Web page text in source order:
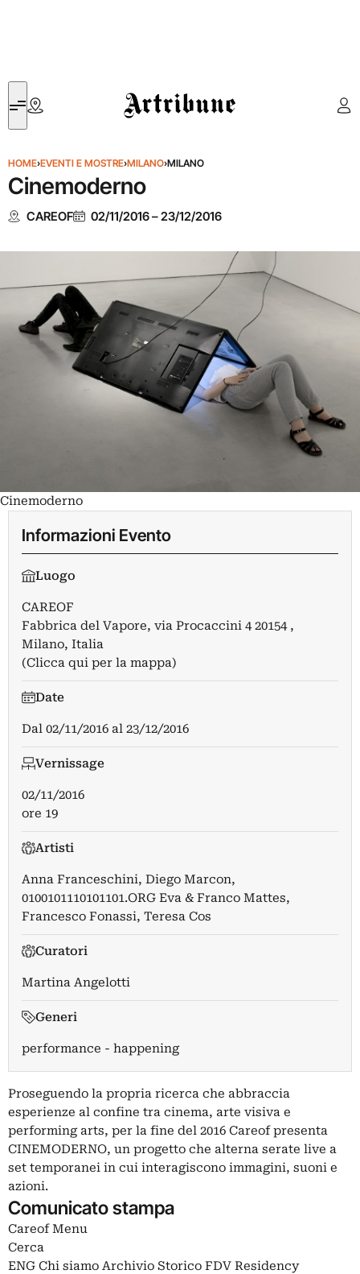
Artribune
HOME›EVENTI E MOSTRE›MILANO›MILANO
Cinemoderno
CAREOF 02/11/2016–23/12/2016
Cinemoderno
Informazioni Evento
Luogo
CAREOF
Fabbrica del Vapore, via Procaccini 4 20154 ,
Milano, Italia
(Clicca qui per la mappa)
Date
Dal 02/11/2016 al 23/12/2016
Vernissage
02/11/2016
ore 19
Artisti
Anna Franceschini, Diego Marcon,
0100101110101101.ORG Eva & Franco Mattes,
Francesco Fonassi, Teresa Cos
Curatori
Martina Angelotti
Generi
performance - happening
Proseguendo la propria ricerca che abbraccia
esperienze al confine tra cinema, arte visiva e
performing arts, per la fine del 2016 Careof presenta
CINEMODERNO, un progetto che alterna serate live a
set temporanei in cui interagiscono immagini, suoni e
azioni.
Comunicato stampa
Careof Menu
Cerca
ENG Chi siamo Archivio Storico FDV Residency